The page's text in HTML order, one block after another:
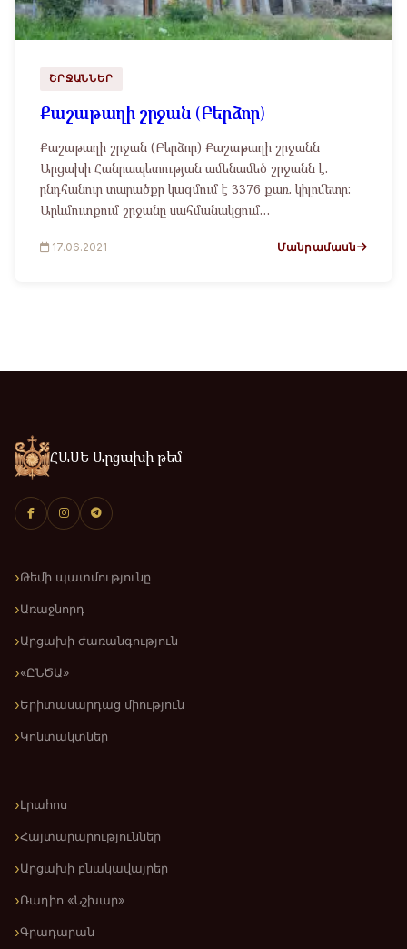
ՇՐՋԱՆՆԵՐ
Քաշաթաղի շրջան (Բերձոր)
Քաշաթաղի շրջան (Բերձոր) Քաշաթաղի շրջանն
Արցախի Հանրապետության ամենամեծ շրջանն է.
ընդհանուր տարածքը կազմում է 3376 քառ. կիլոմետր:
Արևմուտքում շրջանը սահմանակցում…
17.06.2021 Մանրամասն
ՀԱՍԵ Արցախի թեմ
Թեմի պատմությունը
Առաջնորդ
Արցախի ժառանգություն
«ԸՆԾԱ»
Երիտասարդաց միություն
Կոնտակտներ
Լրահոս
Հայտարարություններ
Արցախի բնակավայրեր
Ռադիո «Նշխար»
Գրադարան